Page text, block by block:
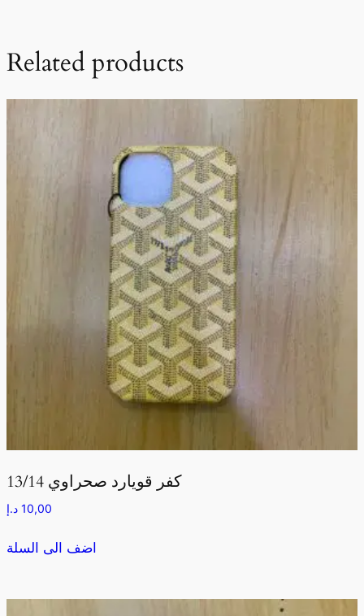
Related products
كفر قويارد صحراوي 13/14
10,00 د.إ
اضف الى السلة